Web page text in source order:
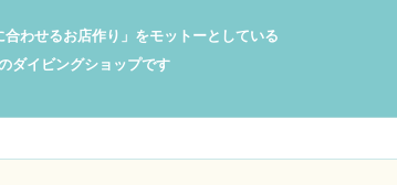
わせるお店作り」をモットーとしている
ダイビングショップです